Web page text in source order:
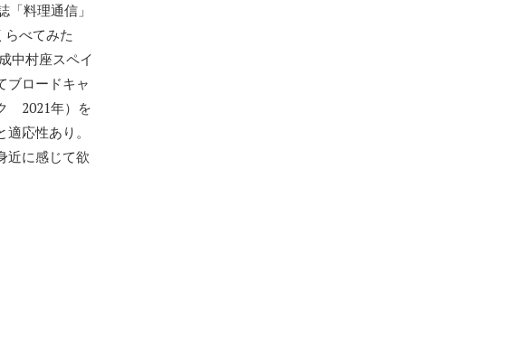
料理通信」
らべてみた
中村座スペイ
ブロードキャ
2021年）を
応性あり。
近に感じて欲